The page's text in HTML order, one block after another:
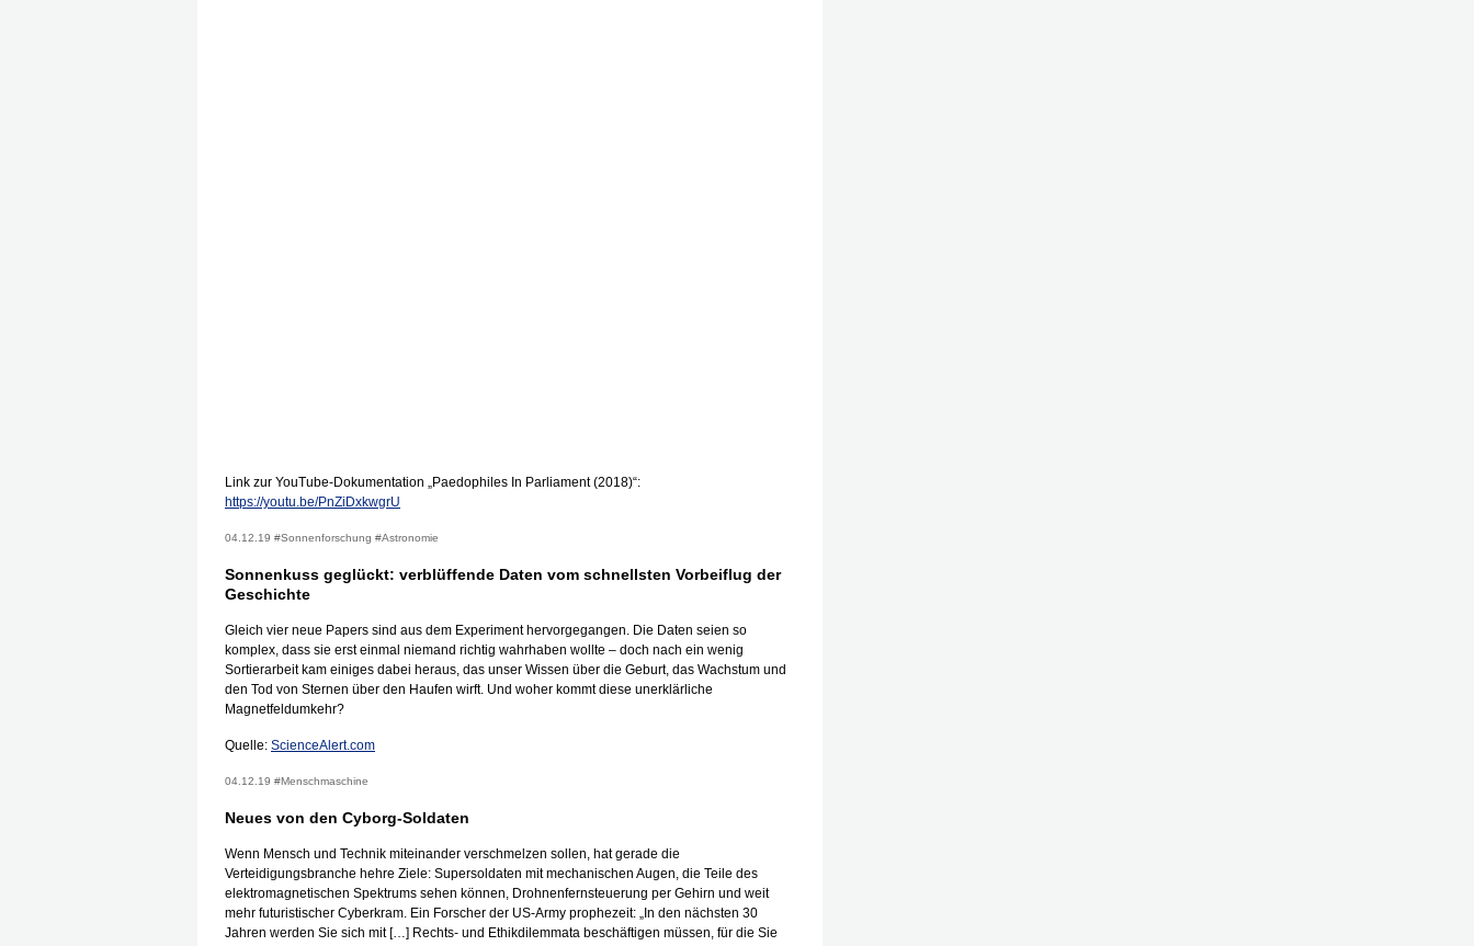
Link zur YouTube-Dokumentation „Paedophiles In Parliament (2018)“:
https://youtu.be/PnZiDxkwgrU
04.12.19 #Sonnenforschung #Astronomie
Sonnenkuss geglückt: verblüffende Daten vom schnellsten Vorbeiflug der
Geschichte
Gleich vier neue Papers sind aus dem Experiment hervorgegangen. Die Daten seien so
komplex, dass sie erst einmal niemand richtig wahrhaben wollte – doch nach ein wenig
Sortierarbeit kam einiges dabei heraus, das unser Wissen über die Geburt, das Wachstum und
den Tod von Sternen über den Haufen wirft. Und woher kommt diese unerklärliche
Magnetfeldumkehr?
Quelle: ScienceAlert.com
04.12.19 #Menschmaschine
Neues von den Cyborg-Soldaten
Wenn Mensch und Technik miteinander verschmelzen sollen, hat gerade die
Verteidigungsbranche hehre Ziele: Supersoldaten mit mechanischen Augen, die Teile des
elektromagnetischen Spektrums sehen können, Drohnenfernsteuerung per Gehirn und weit
mehr futuristischer Cyberkram. Ein Forscher der US-Army prophezeit: „In den nächsten 30
Jahren werden Sie sich mit […] Rechts- und Ethikdilemmata beschäftigen müssen, für die Sie